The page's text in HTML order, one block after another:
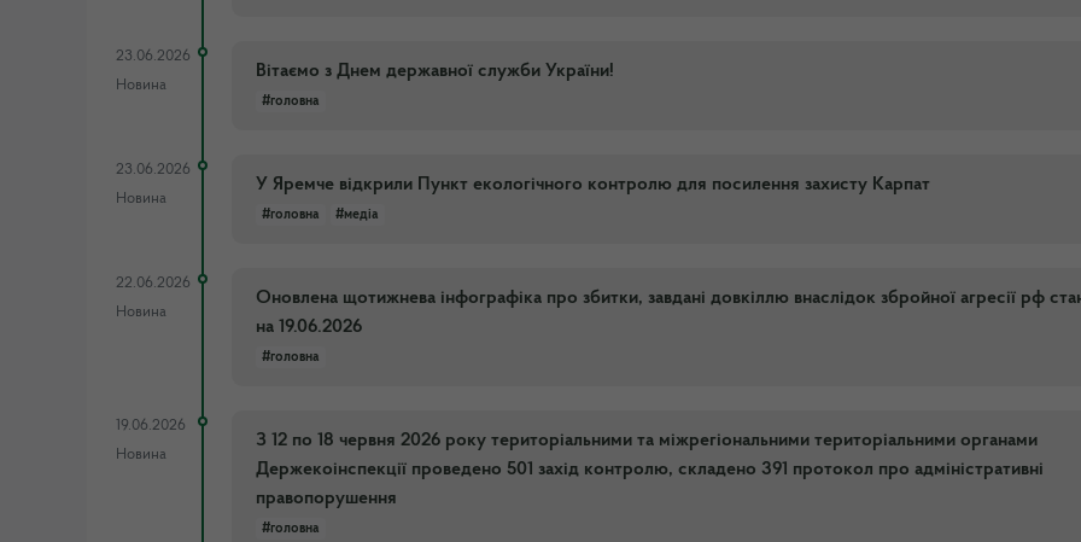
23.06.2026
Новина
Вітаємо з Днем державної служби України!
#головна
23.06.2026
Новина
У Яремче відкрили Пункт екологічного контролю для посилення захисту Карпат
#головна #медіа
22.06.2026
Новина
Оновлена щотижнева інфографіка про збитки, завдані довкіллю внаслідок збройної агресії рф
на 19.06.2026
#головна
19.06.2026
Новина
З 12 по 18 червня 2026 року територіальними та міжрегіональними територіальними органами
Держекоінспекції проведено 501 захід контролю, складено 391 протокол про адміністративні
правопорушення
#головна